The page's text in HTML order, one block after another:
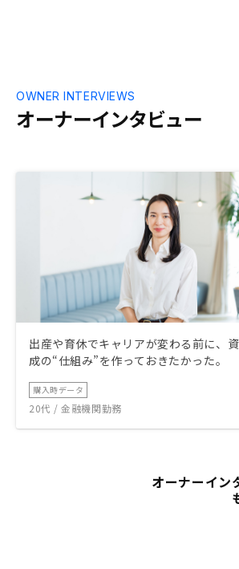
オーナーインタビュー
OWNER INTERVIEWS
出産や育休でキャリアが変わる前に、
成の“仕組み”を作っておきたかった。
購入時データ
20代 / 金融機関勤務
オーナーイン